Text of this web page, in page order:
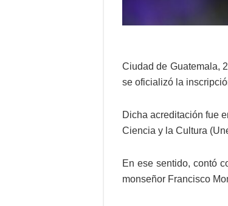
Ciudad de Guatemala,
se oficializó la
Dicha acreditación fue
Ciencia y la Cultura
En ese sentido, contó
monseñor Francisco